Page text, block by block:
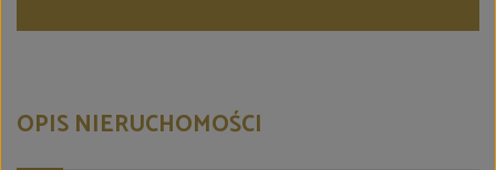
OPIS NIERUCHOMOŚCI